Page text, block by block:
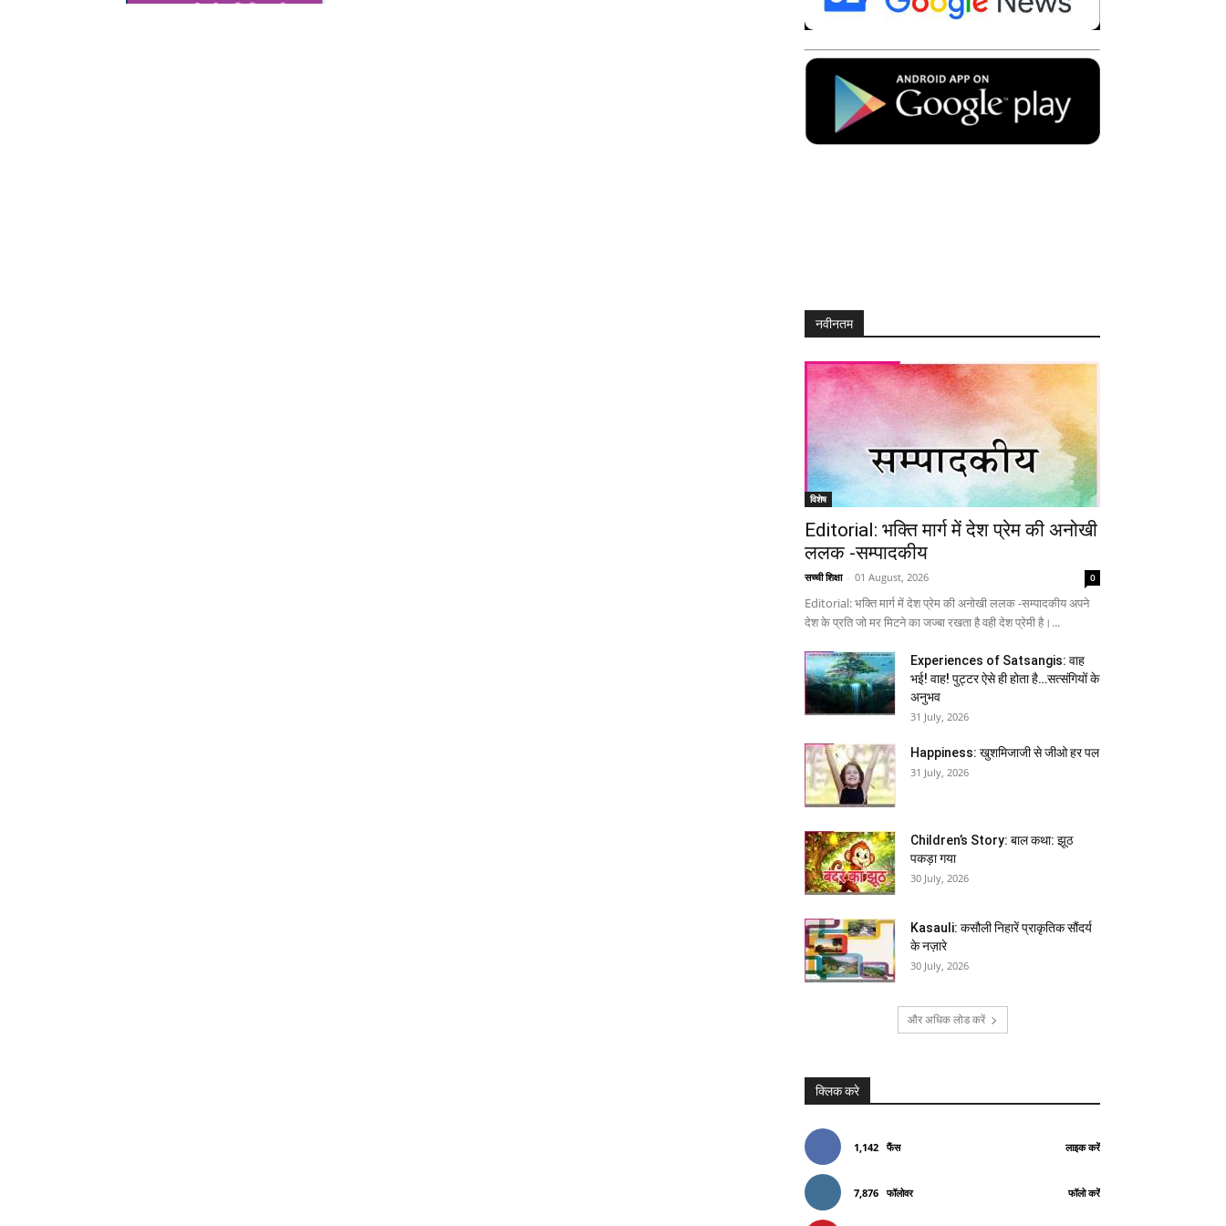
नवीनतम
विशेष
Editorial: भक्ति मार्ग में देश प्रेम की अनोखी
ललक -सम्पादकीय
सच्ची शिक्षा - 01 August, 2026 0
Editorial: भक्ति मार्ग में देश प्रेम की अनोखी ललक -सम्पादकीय अपने
देश के प्रति जो मर मिटने का जज्बा रखता है वही देश प्रेमी है।...
Experiences of Satsangis: वाह
भई! वाह! पुट्टर ऐसे ही होता है…सत्संगियों के
अनुभव
31 July, 2026
Happiness: खुशमिजाजी से जीओ हर पल
31 July, 2026
Children’s Story: बाल कथा: झूठ
पकड़ा गया
30 July, 2026
Kasauli: कसौली निहारें प्राकृतिक सौंदर्य
के नज़ारे
30 July, 2026
और अधिक लोड करें
क्लिक करे
1,142 फैंस लाइक करें
7,876 फॉलोवर फॉलो करें